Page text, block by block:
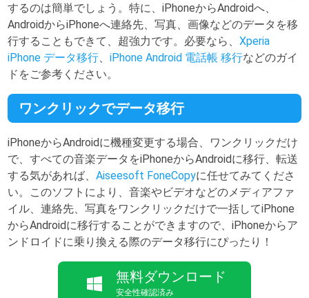
するのは簡単でしょう。特に、iPhoneからAndroidへ、
AndroidからiPhoneへ連絡先、写真、画像などのデータを移
行することもできて、超強力です。必要なら、Xperia
iPhone データ移行 、iPhone Android 電話帳 移行などのガイ
ドをご参考ください。
ワンクリックでデータ移行
iPhoneからAndroidに機種変更する場合、ワンクリックだけ
で、すべての音楽データをiPhoneからAndroidに移行、転送
する気があれば、Aiseesoft FoneCopyに任せてみてくださ
い。このソフトにより、音楽やビデオなどのメディアファ
イル、連絡先、写真をワンクリックだけで一括してiPhone
からAndroidに移行することができますので、iPhoneからア
ンドロイドに乗り換える際のデータ移行にぴったり！
無料ダウンロード
安全性確認済み